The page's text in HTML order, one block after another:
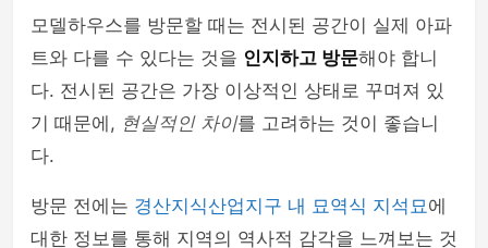
모델하우스를 방문할 때는 전시된 공간이 실제 아파
트와 다를 수 있다는 것을 인지하고 방문해야 합니
다. 전시된 공간은 가장 이상적인 상태로 꾸며져 있
기 때문에, 현실적인 차이를 고려하는 것이 좋습니
다.
방문 전에는 경산지식산업지구 내 묘역식 지석묘에
대한 정보를 통해 지역의 역사적 감각을 느껴보는 것